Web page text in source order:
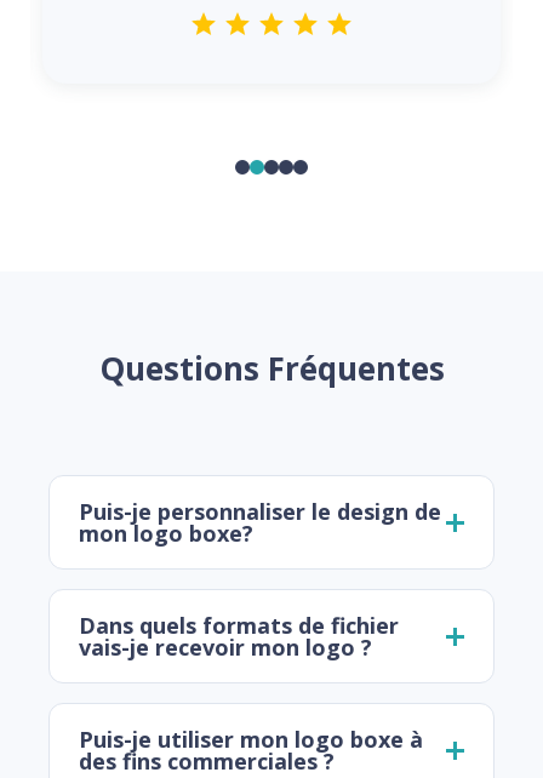
Questions Fréquentes
Puis-je personnaliser le design de
mon logo boxe?
Dans quels formats de fichier
vais-je recevoir mon logo ?
Puis-je utiliser mon logo boxe à
des fins commerciales ?